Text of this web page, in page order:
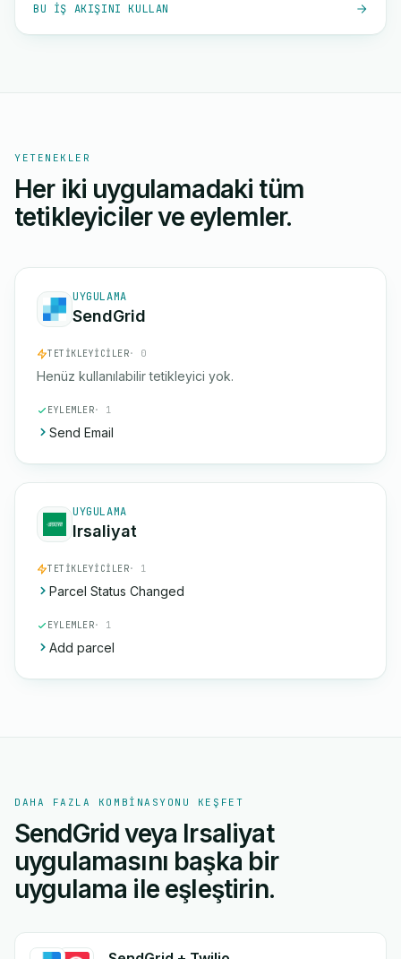
BU IŞ AKIŞINI KULLAN
YETENEKLER
Her iki uygulamadaki tüm
tetikleyiciler ve eylemler.
UYGULAMA
SendGrid
TETIKLEYICILER· 0
Henüz kullanılabilir tetikleyici yok.
EYLEMLER· 1
Send Email
UYGULAMA
Irsaliyat
TETIKLEYICILER· 1
Parcel Status Changed
EYLEMLER· 1
Add parcel
DAHA FAZLA KOMBINASYONU KEŞFET
SendGrid veya Irsaliyat
uygulamasını başka bir
uygulama ile eşleştirin.